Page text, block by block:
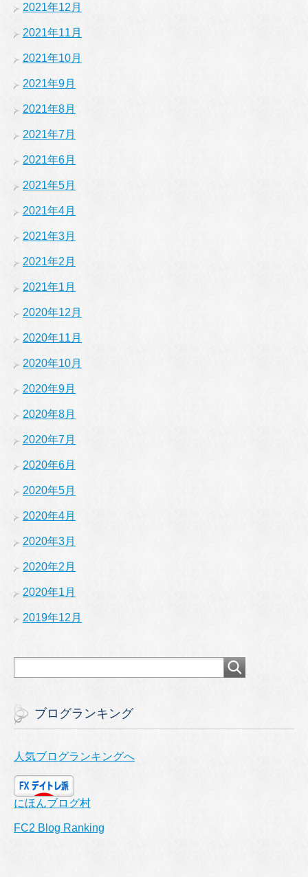
2021年12月
2021年11月
2021年10月
2021年9月
2021年8月
2021年7月
2021年6月
2021年5月
2021年4月
2021年3月
2021年2月
2021年1月
2020年12月
2020年11月
2020年10月
2020年9月
2020年8月
2020年7月
2020年6月
2020年5月
2020年4月
2020年3月
2020年2月
2020年1月
2019年12月
ブログランキング
人気ブログランキングへ
にほんブログ村
FC2 Blog Ranking